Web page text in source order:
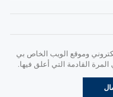
وموقع الويب الخاص بي
القادمة التي أعلق فيها.